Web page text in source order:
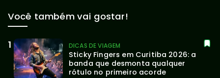
Você também vai gostar!
DICAS DE VIAGEM
Sticky Fingers em Curitiba 2026: a
banda que desmonta qualquer
rótulo no primeiro acorde